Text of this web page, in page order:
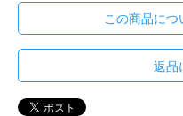
この商品につ
返品